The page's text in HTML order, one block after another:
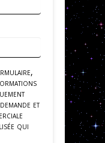
et
qui